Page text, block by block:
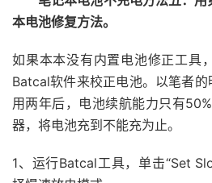
本电池修复方法。
如果本本没有内置电池修正工具
Batcal软件来校正电池。以笔者
用两年后，电池续航能力只有
器，将电池充到不能充为止。
1、运行Batcal工具，单击“Set